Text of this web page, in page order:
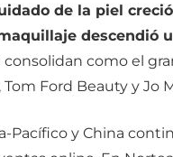
de la piel
descendió
consolidan como el
Ford Beauty y Jo
Pacífico y China